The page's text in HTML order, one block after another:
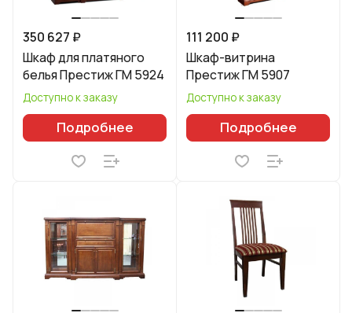
350 627 ₽
Шкаф для платяного
белья Престиж ГМ 5924
Доступно к заказу
Подробнее
111 200 ₽
Шкаф-витрина
Престиж ГМ 5907
Доступно к заказу
Подробнее